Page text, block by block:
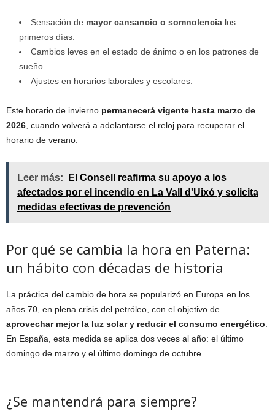
Sensación de mayor cansancio o somnolencia los
primeros días.
Cambios leves en el estado de ánimo o en los patrones de
sueño.
Ajustes en horarios laborales y escolares.
Este horario de invierno permanecerá vigente hasta marzo de
2026 , cuando volverá a adelantarse el reloj para recuperar el
horario de verano.
Leer más:
El Consell reafirma su apoyo a los
afectados por el incendio en La Vall d'Uixó y solicita
medidas efectivas de prevención
Por qué se cambia la hora en Paterna:
un hábito con décadas de historia
La práctica del cambio de hora se popularizó en Europa en los
años 70, en plena crisis del petróleo, con el objetivo de
aprovechar mejor la luz solar y reducir el consumo energético
En España, esta medida se aplica dos veces al año: el último
domingo de marzo y el último domingo de octubre.
¿Se mantendrá para siempre?